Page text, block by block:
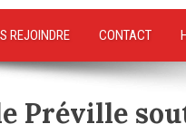
REJOINDRE CONTACT
Préville